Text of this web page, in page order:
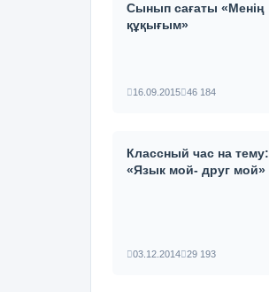
Сынып сағаты «Менің
құқығым»
16.09.2015 46 184
Классный час на тему:
«Язык мой- друг мой»
03.12.2014 29 193